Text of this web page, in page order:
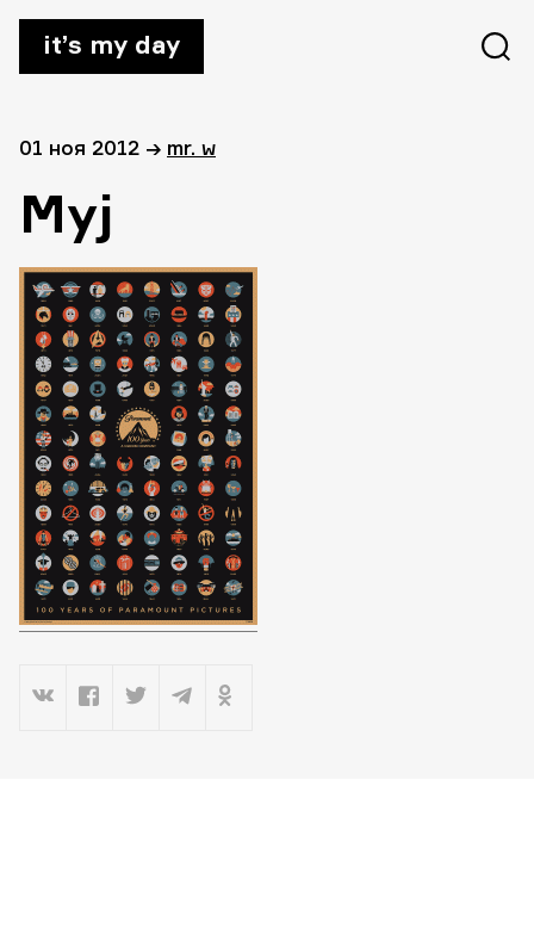
it’s my day
01 ноя 2012 → mr. w
Myj